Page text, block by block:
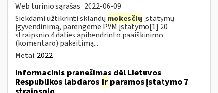
Web turinio sąrašas 2022-06-09
Siekdami užtikrinti sklandų mokesčių įstatymų
įgyvendinimą, parengėme PVM įstatymo[1] 20
straipsnio 4 dalies apibendrinto paaiškinimo
(komentaro) pakeitimą...
Metai: 2022
Informacinis pranešimas dėl Lietuvos
Respublikos labdaros ir paramos įstatymo 7